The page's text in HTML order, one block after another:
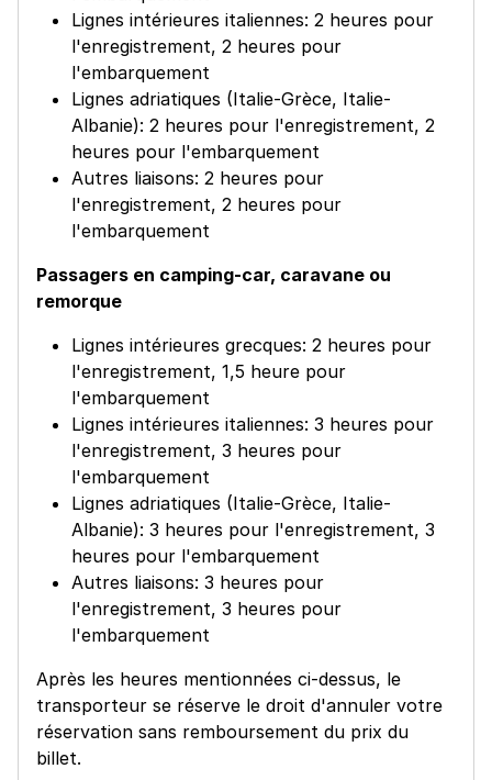
Lignes intérieures italiennes: 2 heures pour
l'enregistrement, 2 heures pour
l'embarquement
Lignes adriatiques (Italie-Grèce, Italie-
Albanie): 2 heures pour l'enregistrement, 2
heures pour l'embarquement
Autres liaisons: 2 heures pour
l'enregistrement, 2 heures pour
l'embarquement
Passagers en camping-car, caravane ou
remorque
Lignes intérieures grecques: 2 heures pour
l'enregistrement, 1,5 heure pour
l'embarquement
Lignes intérieures italiennes: 3 heures pour
l'enregistrement, 3 heures pour
l'embarquement
Lignes adriatiques (Italie-Grèce, Italie-
Albanie): 3 heures pour l'enregistrement, 3
heures pour l'embarquement
Autres liaisons: 3 heures pour
l'enregistrement, 3 heures pour
l'embarquement
Après les heures mentionnées ci-dessus, le
transporteur se réserve le droit d'annuler votre
réservation sans remboursement du prix du
billet.